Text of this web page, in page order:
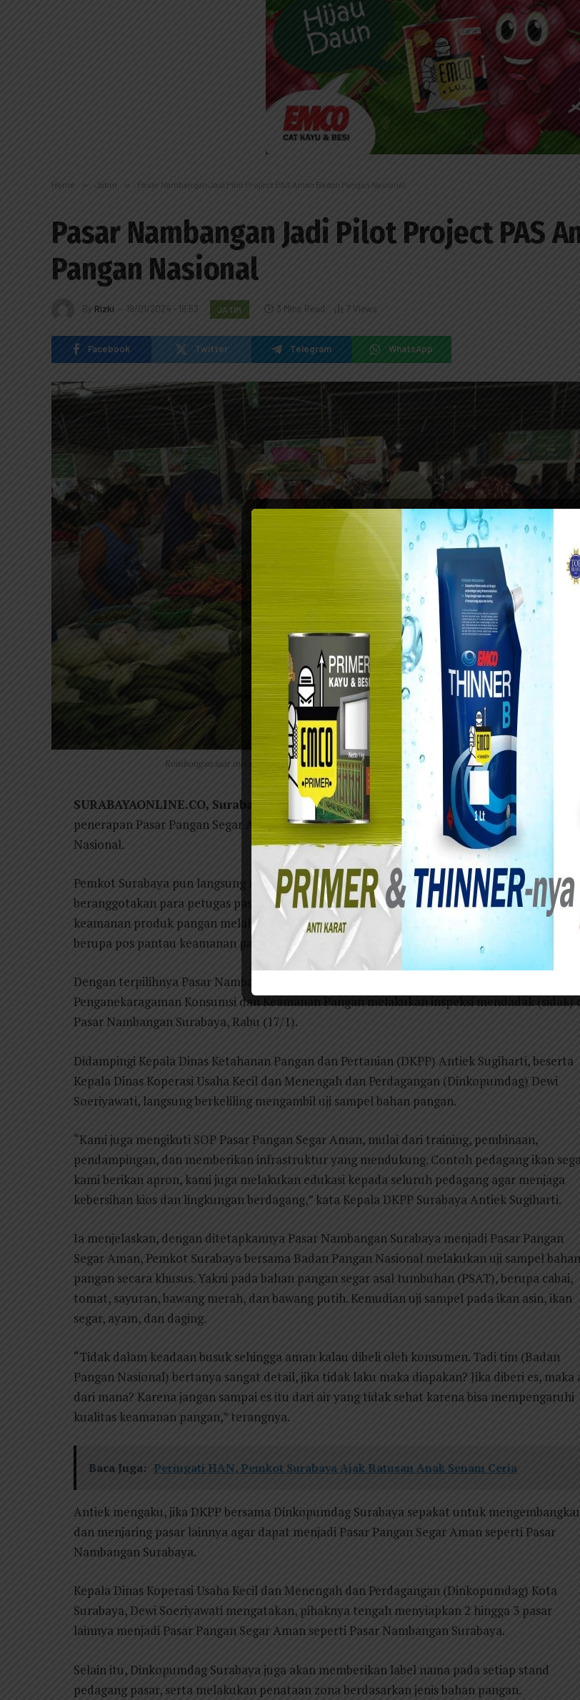
Home » Jatim » Pasar Nambangan Jadi Pilot Project PAS Aman Badan Pangan Nasional
Pasar Nambangan Jadi Pilot Project PAS
Pangan Nasional
By Rizki 18/01/2024 - 16:53 JATIM 3 Mins Read 7 Views
Facebook Twitter Telegram WhatsApp
Rombongan saat melakukan inspeksi mendadak (sidak) di Pasar Nambangan Surabaya.
SURABAYAONLINE.CO, Surabaya– Pasar Nambangan Surabaya terpilih menjadi pilot
penerapan Pasar Pangan Segar Aman (PAS Aman) yang digalakkan oleh Badan Pangan
Nasional.
Pemkot Surabaya pun langsung membentuk ICS (Internal Control System) yang
beranggotakan para petugas pasar. Selanjutnya dilatih agar secara mandiri mampu
keamanan produk pangan melalui praktek keamanan pangan. Serta memberikan fasilitas
berupa pos pantau keamanan pangan.
Dengan terpilihnya Pasar Nambangan Surabaya, Badan Pangan Nasional melalui Kedeputian
Penganekaragaman Konsumsi dan Keamanan Pangan melakukan inspeksi mendadak (sidak)
Pasar Nambangan Surabaya, Rabu (17/1).
Didampingi Kepala Dinas Ketahanan Pangan dan Pertanian (DKPP) Antiek Sugiharti, beserta
Kepala Dinas Koperasi Usaha Kecil dan Menengah dan Perdagangan (Dinkopumdag) Dewi
Soeriyawati, langsung berkeliling mengambil uji sampel bahan pangan.
“Kami juga mengikuti SOP Pasar Pangan Segar Aman, mulai dari training, pembinaan,
pendampingan, dan memberikan infrastruktur yang mendukung. Contoh pedagang ikan
kami berikan apron, kami juga melakukan edukasi kepada seluruh pedagang agar menjaga
kebersihan kios dan lingkungan berdagang,” kata Kepala DKPP Surabaya Antiek Sugiharti.
Ia menjelaskan, dengan ditetapkannya Pasar Nambangan Surabaya menjadi Pasar Pangan
Segar Aman, Pemkot Surabaya bersama Badan Pangan Nasional melakukan uji sampel bahan
pangan secara khusus. Yakni pada bahan pangan segar asal tumbuhan (PSAT), berupa cabai,
tomat, sayuran, bawang merah, dan bawang putih. Kemudian uji sampel pada ikan asin, ikan
segar, ayam, dan daging.
“Tidak dalam keadaan busuk sehingga aman kalau dibeli oleh konsumen. Tadi tim (Badan
Pangan Nasional) bertanya sangat detail, jika tidak laku maka diapakan? Jika diberi es, maka
dari mana? Karena jangan sampai es itu dari air yang tidak sehat karena bisa mempengaruhi
kualitas keamanan pangan,” terangnya.
Baca Juga: Peringati HAN, Pemkot Surabaya Ajak Ratusan Anak Senam Ceria
Antiek mengaku, jika DKPP bersama Dinkopumdag Surabaya sepakat untuk
dan menjaring pasar lainnya agar dapat menjadi Pasar Pangan Segar Aman seperti Pasar
Nambangan Surabaya.
Kepala Dinas Koperasi Usaha Kecil dan Menengah dan Perdagangan (Dinkopumdag) Kota
Surabaya, Dewi Soeriyawati mengatakan, pihaknya tengah menyiapkan 2 hingga 3 pasar
lainnya menjadi Pasar Pangan Segar Aman seperti Pasar Nambangan Surabaya.
Selain itu, Dinkopumdag Surabaya juga akan memberikan label nama pada setiap stand
pedagang pasar, serta melakukan penataan zona berdasarkan jenis bahan pangan.